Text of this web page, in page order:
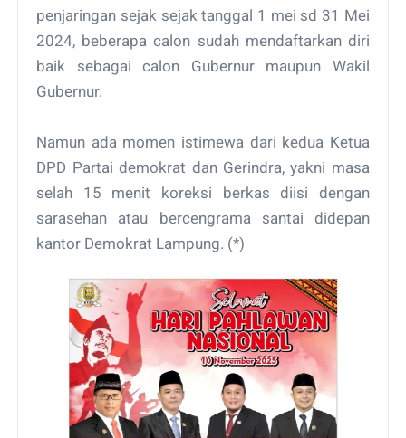
penjaringan sejak sejak tanggal 1 mei sd 31 Mei
2024, beberapa calon sudah mendaftarkan diri
baik sebagai calon Gubernur maupun Wakil
Gubernur.
Namun ada momen istimewa dari kedua Ketua
DPD Partai demokrat dan Gerindra, yakni masa
selah 15 menit koreksi berkas diisi dengan
sarasehan atau bercengrama santai didepan
kantor Demokrat Lampung. (*)